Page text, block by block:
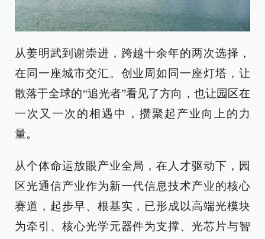
从姜明武到谢崇进，跨越十余年的两次选择，
在同一座城市交汇。创业周如同一座灯塔，让
散落于全球的“追光者”看见了方向，也让园区在
一次又一次的相遇中，攒聚起产业向上的力
量。
从个体命运放眼产业全局，在人才驱动下，园
区光通信产业作为新一代信息技术产业的核心
赛道，起步早、根基实，已形成以高端光模块
为牵引、核心光学元器件为支撑、光芯片与智